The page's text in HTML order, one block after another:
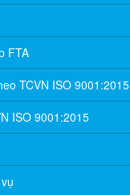
FTA
TCVN ISO 9001:2015
ISO 9001:2015